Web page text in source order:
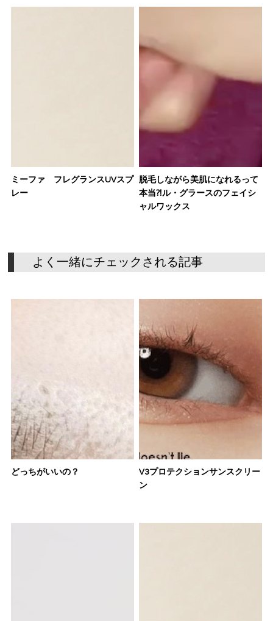
ミーファ フレグランスUVスプ
レー
脱毛しながら美肌になれるって
本当⁈ル・グラースのフェイシ
ャルワックス
よ く 一緒にチ ェ ッ ク される記事
どっちがいいの？
V3プロテクションサンスクリー
ン